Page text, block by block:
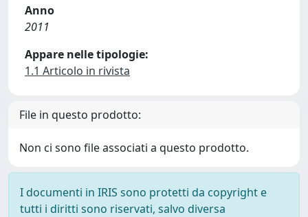
Anno
2011
Appare nelle tipologie:
1.1 Articolo in rivista
File in questo prodotto:
Non ci sono file associati a questo prodotto.
I documenti in IRIS sono protetti da copyright e
tutti i diritti sono riservati, salvo diversa